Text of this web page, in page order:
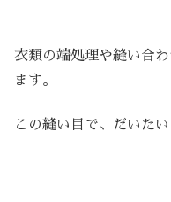
衣類の端処理や縫い合
ます。
この縫い目で、だいた